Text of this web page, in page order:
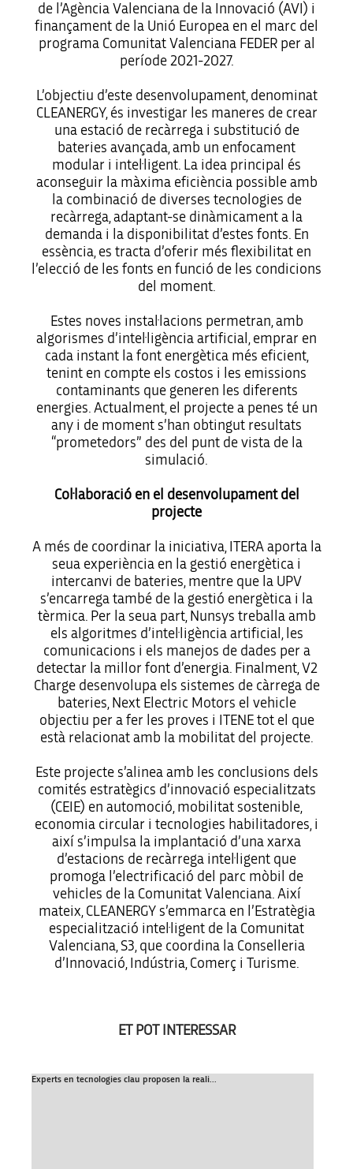
de l’Agència Valenciana de la Innovació (AVI) i
finançament de la Unió Europea en el marc del
programa Comunitat Valenciana FEDER per al
període 2021-2027.
L’objectiu d’este desenvolupament, denominat
CLEANERGY, és investigar les maneres de crear
una estació de recàrrega i substitució de
bateries avançada, amb un enfocament
modular i intel·ligent. La idea principal és
aconseguir la màxima eficiència possible amb
la combinació de diverses tecnologies de
recàrrega, adaptant-se dinàmicament a la
demanda i la disponibilitat d’estes fonts. En
essència, es tracta d’oferir més flexibilitat en
l’elecció de les fonts en funció de les condicions
del moment.
Estes noves instal·lacions permetran, amb
algorismes d’intel·ligència artificial, emprar en
cada instant la font energètica més eficient,
tenint en compte els costos i les emissions
contaminants que generen les diferents
energies. Actualment, el projecte a penes té un
any i de moment s’han obtingut resultats
“prometedors” des del punt de vista de la
simulació.
Col·laboració en el desenvolupament del
projecte
A més de coordinar la iniciativa, ITERA aporta la
seua experiència en la gestió energètica i
intercanvi de bateries, mentre que la UPV
s’encarrega també de la gestió energètica i la
tèrmica. Per la seua part, Nunsys treballa amb
els algoritmes d’intel·ligència artificial, les
comunicacions i els manejos de dades per a
detectar la millor font d’energia. Finalment, V2
Charge desenvolupa els sistemes de càrrega de
bateries, Next Electric Motors el vehicle
objectiu per a fer les proves i ITENE tot el que
està relacionat amb la mobilitat del projecte.
Este projecte s’alinea amb les conclusions dels
comités estratègics d’innovació especialitzats
(CEIE) en automoció, mobilitat sostenible,
economia circular i tecnologies habilitadores, i
així s’impulsa la implantació d’una xarxa
d’estacions de recàrrega intel·ligent que
promoga l’electrificació del parc mòbil de
vehicles de la Comunitat Valenciana. Així
mateix, CLEANERGY s’emmarca en l’Estratègia
especialització intel·ligent de la Comunitat
Valenciana, S3, que coordina la Conselleria
d’Innovació, Indústria, Comerç i Turisme.
ET POT INTERESSAR
Experts en tecnologies clau proposen la reali...